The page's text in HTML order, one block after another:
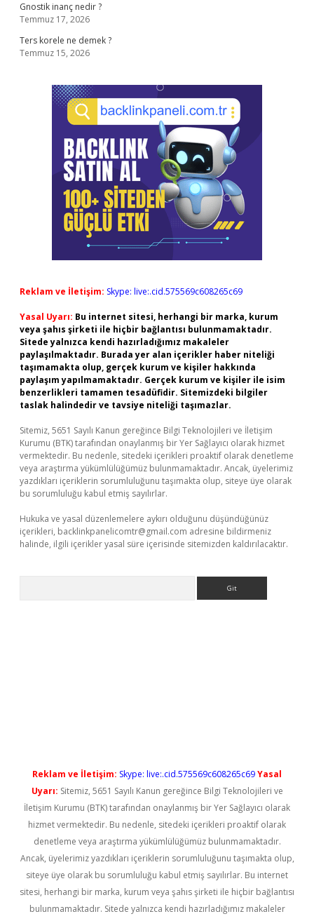
Gnostik inanç nedir ?
Temmuz 17, 2026
Ters korele ne demek ?
Temmuz 15, 2026
Reklam ve İletişim: Skype: live:.cid.575569c608265c69
Yasal Uyarı: Bu internet sitesi, herhangi bir marka, kurum
veya şahıs şirketi ile hiçbir bağlantısı bulunmamaktadır.
Sitede yalnızca kendi hazırladığımız makaleler
paylaşılmaktadır. Burada yer alan içerikler haber niteliği
taşımamakta olup, gerçek kurum ve kişiler hakkında
paylaşım yapılmamaktadır. Gerçek kurum ve kişiler ile isim
benzerlikleri tamamen tesadüfidir. Sitemizdeki bilgiler
taslak halindedir ve tavsiye niteliği taşımazlar.
Sitemiz, 5651 Sayılı Kanun gereğince Bilgi Teknolojileri ve İletişim
Kurumu (BTK) tarafından onaylanmış bir Yer Sağlayıcı olarak hizmet
vermektedir. Bu nedenle, sitedeki içerikleri proaktif olarak denetleme
veya araştırma yükümlülüğümüz bulunmamaktadır. Ancak, üyelerimiz
yazdıkları içeriklerin sorumluluğunu taşımakta olup, siteye üye olarak
bu sorumluluğu kabul etmiş sayılırlar.
Hukuka ve yasal düzenlemelere aykırı olduğunu düşündüğünüz
içerikleri, backlinkpanelicomtr@gmail.com adresine bildirmeniz
halinde, ilgili içerikler yasal süre içerisinde sitemizden kaldırılacaktır.
Reklam ve İletişim: Skype: live:.cid.575569c608265c69Yasal
Uyarı: Sitemiz, 5651 Sayılı Kanun gereğince Bilgi Teknolojileri ve
İletişim Kurumu (BTK) tarafından onaylanmış bir Yer Sağlayıcı olarak
hizmet vermektedir. Bu nedenle, sitedeki içerikleri proaktif olarak
denetleme veya araştırma yükümlülüğümüz bulunmamaktadır.
Ancak, üyelerimiz yazdıkları içeriklerin sorumluluğunu taşımakta olup,
siteye üye olarak bu sorumluluğu kabul etmiş sayılırlar. Bu internet
sitesi, herhangi bir marka, kurum veya şahıs şirketi ile hiçbir bağlantısı
bulunmamaktadır. Sitede yalnızca kendi hazırladığımız makaleler